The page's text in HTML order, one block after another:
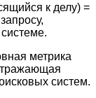
к делу) =
метрика
систем.